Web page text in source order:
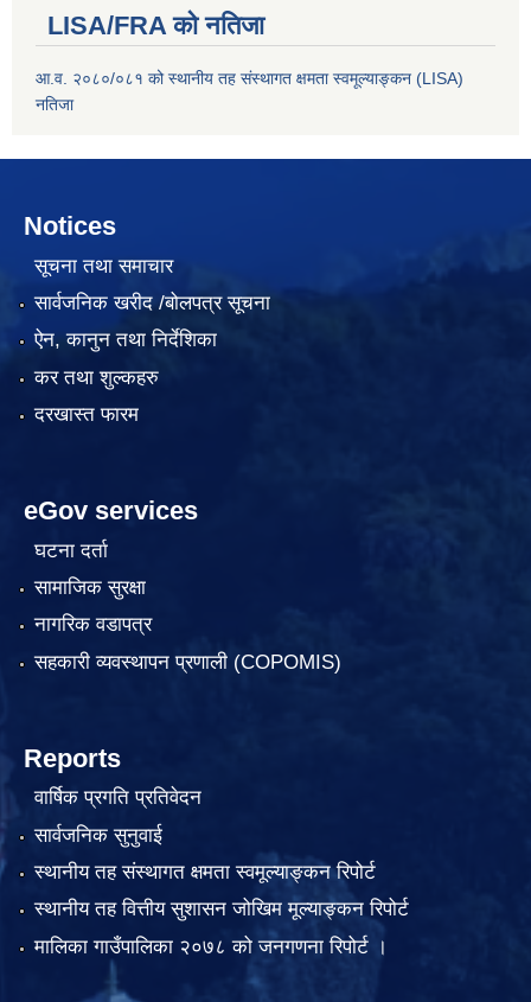
LISA/FRA को नतिजा
आ.व. २०८०/०८१ को स्थानीय तह संस्थागत क्षमता स्वमूल्याङ्कन (LISA)
नतिजा
Notices
सूचना तथा समाचार
सार्वजनिक खरीद /बोलपत्र सूचना
ऐन, कानुन तथा निर्देशिका
कर तथा शुल्कहरु
दरखास्त फारम
eGov services
घटना दर्ता
सामाजिक सुरक्षा
नागरिक वडापत्र
सहकारी व्यवस्थापन प्रणाली (COPOMIS)
Reports
वार्षिक प्रगति प्रतिवेदन
सार्वजनिक सुनुवाई
स्थानीय तह संस्थागत क्षमता स्वमूल्याङ्कन रिपोर्ट
स्थानीय तह वित्तीय सुशासन जोखिम मूल्याङ्कन रिपोर्ट
मालिका गाउँपालिका २०७८ को जनगणना रिपोर्ट ।